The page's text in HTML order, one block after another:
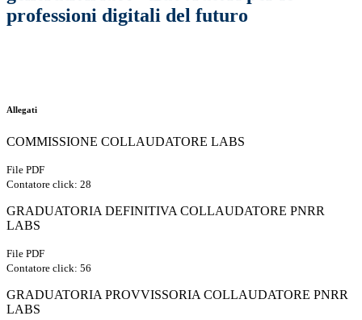
professioni digitali del futuro
Allegati
COMMISSIONE COLLAUDATORE LABS
File PDF
Contatore click: 28
GRADUATORIA DEFINITIVA COLLAUDATORE PNRR
LABS
File PDF
Contatore click: 56
GRADUATORIA PROVVISSORIA COLLAUDATORE PNRR
LABS